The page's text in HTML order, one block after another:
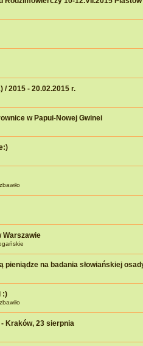
/ 2015 - 20.02.2015 r.
w Papui-Nowej Gwinei
Warszawie
pieniądze na badania słowiańskiej
:)
Kraków, 23 sierpnia